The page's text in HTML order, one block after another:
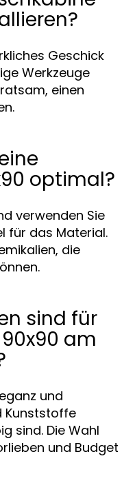
Geschick
Werkzeuge
einen
optimal?
verwenden Sie
für das Material.
die
sind für
am
und
Kunststoffe
sind. Die Wahl
und Budget